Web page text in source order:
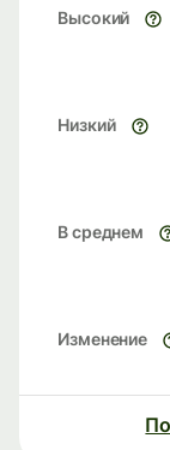
Высокий
Низкий
В среднем
Изменение